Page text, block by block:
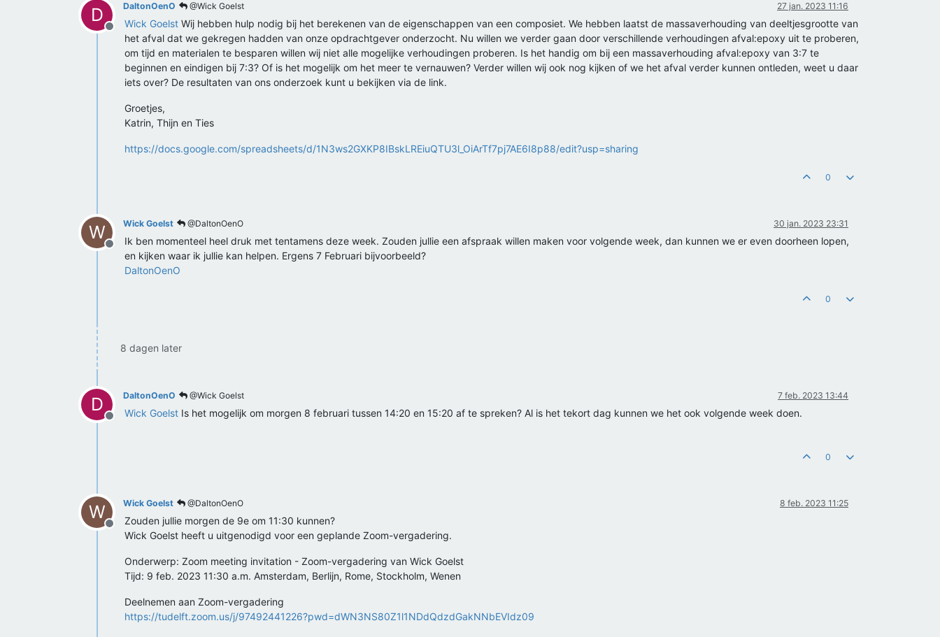
D
Offline
DaltonOenO @Wick Goelst 27 jan. 2023 11:16
Wick Goelst Wij hebben hulp nodig bij het berekenen van de eigenschappen van een composiet. We hebben laatst de massaverhouding van deeltjesgrootte van
het afval dat we gekregen hadden van onze opdrachtgever onderzocht. Nu willen we verder gaan door verschillende verhoudingen afval:epoxy uit te proberen,
om tijd en materialen te besparen willen wij niet alle mogelijke verhoudingen proberen. Is het handig om bij een massaverhouding afval:epoxy van 3:7 te
beginnen en eindigen bij 7:3? Of is het mogelijk om het meer te vernauwen? Verder willen wij ook nog kijken of we het afval verder kunnen ontleden, weet u daar
iets over? De resultaten van ons onderzoek kunt u bekijken via de link.
Groetjes,
Katrin, Thijn en Ties
https://docs.google.com/spreadsheets/d/1N3ws2GXKP8IBskLREiuQTU3l_OiArTf7pj7AE6I8p88/edit?usp=sharing
0
W
Offline
Wick Goelst @DaltonOenO 30 jan. 2023 23:31
Ik ben momenteel heel druk met tentamens deze week. Zouden jullie een afspraak willen maken voor volgende week, dan kunnen we er even doorheen lopen,
en kijken waar ik jullie kan helpen. Ergens 7 Februari bijvoorbeeld?
DaltonOenO
0
8 dagen later
D
Offline
DaltonOenO @Wick Goelst 7 feb. 2023 13:44
Wick Goelst Is het mogelijk om morgen 8 februari tussen 14:20 en 15:20 af te spreken? Al is het tekort dag kunnen we het ook volgende week doen.
0
W
Offline
Wick Goelst @DaltonOenO 8 feb. 2023 11:25
Zouden jullie morgen de 9e om 11:30 kunnen?
Wick Goelst heeft u uitgenodigd voor een geplande Zoom-vergadering.
Onderwerp: Zoom meeting invitation - Zoom-vergadering van Wick Goelst
Tijd: 9 feb. 2023 11:30 a.m. Amsterdam, Berlijn, Rome, Stockholm, Wenen
Deelnemen aan Zoom-vergadering
https://tudelft.zoom.us/j/97492441226?pwd=dWN3NS80Z1l1NDdQdzdGakNNbEVIdz09